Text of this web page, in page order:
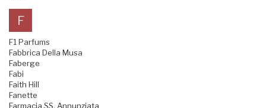
F
F1 Parfums
Fabbrica Della Musa
Faberge
Fabi
Faith Hill
Fanette
Farmacia SS. Annunziata